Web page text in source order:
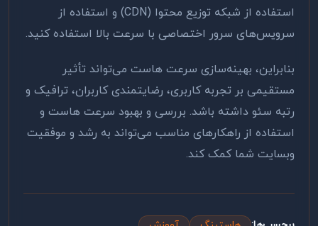
استفاده از شبکه توزیع محتوا (CDN) و استفاده از
سرویس‌های سرور اختصاصی با سرعت بالا استفاده کنید.
بنابراین، بهینه‌سازی سرعت هاست می‌تواند تأثیر
مستقیمی بر تجربه کاربری، رضایتمندی کاربران، ترافیک و
رتبه سئو داشته باشد. بررسی و بهبود سرعت هاست و
استفاده از راهکارهای مناسب می‌تواند به رشد و موفقیت
وبسایت شما کمک کند.